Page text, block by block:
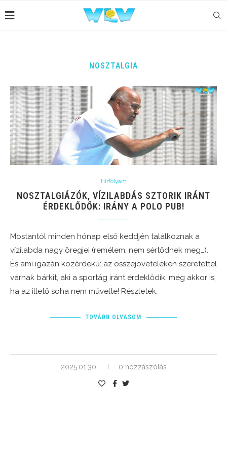
NOSZTALGIA
Hírfolyam
NOSZTALGIÁZÓK, VÍZILABDÁS SZTORIK IRÁNT
ÉRDEKLŐDŐK: IRÁNY A POLO PUB!
Mostantól minden hónap első keddjén találkoznak a
vízilabda nagy öregjei (remélem, nem sértődnek meg…).
És ami igazán közérdekű: az összejöveteleken szeretettel
várnak bárkit, aki a sportág iránt érdeklődik, még akkor is,
ha az illető soha nem művelte! Részletek:
TOVÁBB OLVASOM
2025.01.30. 0 hozzászólás